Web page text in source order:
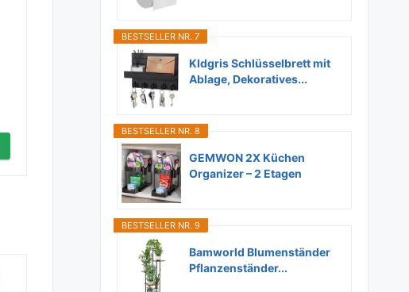
BESTSELLER NR. 7
Kldgris Schlüsselbrett mit
Ablage, Dekoratives...
BESTSELLER NR. 8
GEMWON 2X Küchen
Organizer – 2 Etagen
BESTSELLER NR. 9
Bamworld Blumenständer
Pflanzenständer...